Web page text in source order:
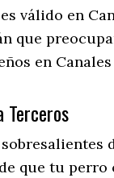
es válido en
que
en
Terceros
que tu